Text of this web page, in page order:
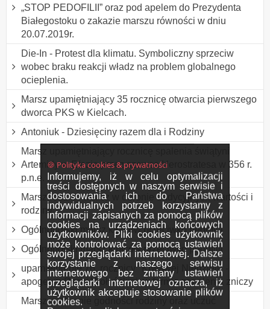
🍪 Polityka cookies & prywatności
Informujemy, iż w celu optymalizacji
treści dostępnych w naszym serwisie i
dostosowania ich do Państwa
indywidualnych potrzeb korzystamy z
informacji zapisanych za pomocą plików
cookies na urządzeniach końcowych
użytkowników. Pliki cookies użytkownik
może kontrolować za pomocą ustawień
swojej przeglądarki internetowej. Dalsze
korzystanie z naszego serwisu
internetowego bez zmiany ustawień
przeglądarki internetowej oznacza, iż
użytkownik akceptuje stosowanie plików
cookies.
„STOP PEDOFILII” oraz pod apelem do Prezydenta
Białegostoku o zakazie marszu równości w dniu
20.07.2019r.
Die-In - Protest dla klimatu. Symboliczny sprzeciw
wobec braku reakcji władz na problem globalnego
ocieplenia.
Marsz upamiętniający 35 rocznicę otwarcia pierwszego
dworca PKS w Kielcach.
Antoniuk - Dziesięciny razem dla i Rodziny
Marsz upamiętniający rocznicę spalenia świątyni
Artemidy w Efezie przez szewca Herostratesa w 356 r.
p.n.e.
Marsz rodzin - marsz w obronie tradycyjnych wartości i
rodziny
Ogólnopolski marsz kibiców przeciwko pedofilii
Ogólnopolski marsz kibiców przeciwko pedofilii
upamiętnienie 76. rocznicy "Krwawej Niedzieli" -
apogeum Rzezi Wołyńskiej, w formie zapalenia zniczy
Marsz w obronie godności rodziny oraz uczuć